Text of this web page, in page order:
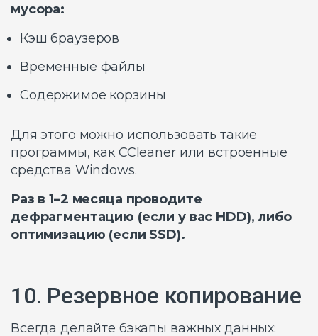
мусора:
Кэш браузеров
Временные файлы
Содержимое корзины
Для этого можно использовать такие
программы, как CCleaner или встроенные
средства Windows.
Раз в 1–2 месяца проводите
дефрагментацию (если у вас HDD), либо
оптимизацию (если SSD).
10. Резервное копирование
Всегда делайте бэкапы важных данных: